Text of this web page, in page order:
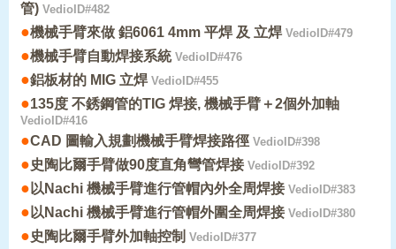
管) VedioID#482
●機械手臂來做 鋁6061 4mm 平焊 及 立焊 VedioID#479
●機械手臂自動焊接系統VedioID#476
●鋁板材的 MIG 立焊 VedioID#455
●135度 不銹鋼管的TIG 焊接, 機械手臂＋2個外加軸
VedioID#416
●CAD 圖輸入規劃機械手臂焊接路徑 VedioID#398
●史陶比爾手臂做90度直角彎管焊接VedioID#392
● 以Nachi 機械手臂進行管帽內外全周焊接VedioID#383
● 以Nachi 機械手臂進行管帽外圍全周焊接VedioID#380
●史陶比爾手臂外加軸控制 VedioID#377